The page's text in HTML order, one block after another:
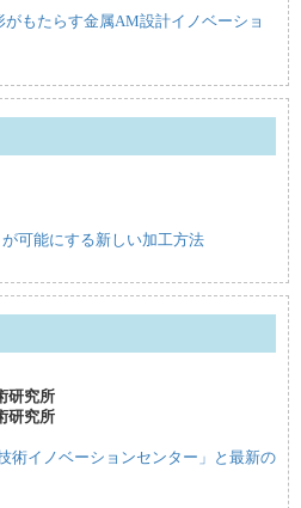
もたらす金属AM設計イノベーショ
可能にする新しい加工方法
研究所
研究所
術イノベーションセンター」と最新の